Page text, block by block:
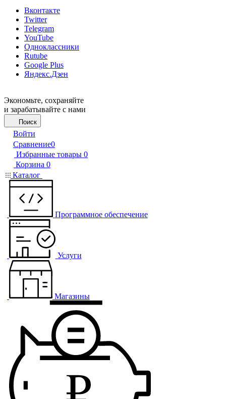
Вконтакте
Twitter
Telegram
YouTube
Одноклассники
Rutube
Google Plus
Яндекс.Дзен
Экономьте, сохраняйте
и зарабатывайте с нами
Поиск
Войти
Сравнение0
Избранные товары 0
Корзина 0
Каталог
Программное обеспечение
Услуги
Магазины